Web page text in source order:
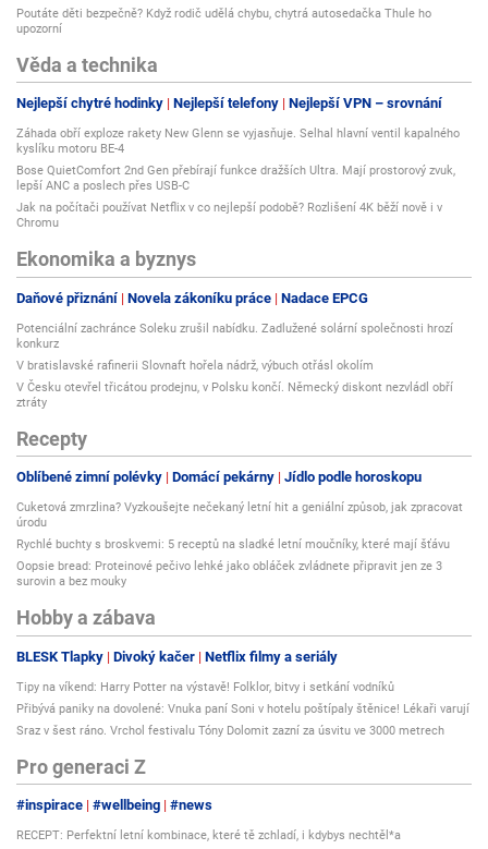
Poutáte děti bezpečně? Když rodič udělá chybu, chytrá autosedačka Thule ho
upozorní
Věda a technika
Nejlepší chytré hodinky Nejlepší telefony Nejlepší VPN – srovnání
Záhada obří exploze rakety New Glenn se vyjasňuje. Selhal hlavní ventil kapalného
kyslíku motoru BE-4
Bose QuietComfort 2nd Gen přebírají funkce dražších Ultra. Mají prostorový zvuk,
lepší ANC a poslech přes USB-C
Jak na počítači používat Netflix v co nejlepší podobě? Rozlišení 4K běží nově i v
Chromu
Ekonomika a byznys
Daňové přiznání Novela zákoníku práce Nadace EPCG
Potenciální zachránce Soleku zrušil nabídku. Zadlužené solární společnosti hrozí
konkurz
V bratislavské rafinerii Slovnaft hořela nádrž, výbuch otřásl okolím
V Česku otevřel třicátou prodejnu, v Polsku končí. Německý diskont nezvládl obří
ztráty
Recepty
Oblíbené zimní polévky Domácí pekárny Jídlo podle horoskopu
Cuketová zmrzlina? Vyzkoušejte nečekaný letní hit a geniální způsob, jak zpracovat
úrodu
Rychlé buchty s broskvemi: 5 receptů na sladké letní moučníky, které mají šťávu
Oopsie bread: Proteinové pečivo lehké jako obláček zvládnete připravit jen ze 3
surovin a bez mouky
Hobby a zábava
BLESK Tlapky Divoký kačer Netflix filmy a seriály
Tipy na víkend: Harry Potter na výstavě! Folklor, bitvy i setkání vodníků
Přibývá paniky na dovolené: Vnuka paní Soni v hotelu poštípaly štěnice! Lékaři varují
Sraz v šest ráno. Vrchol festivalu Tóny Dolomit zazní za úsvitu ve 3000 metrech
Pro generaci Z
#inspirace #wellbeing #news
RECEPT: Perfektní letní kombinace, které tě zchladí, i kdybys nechtěl*a